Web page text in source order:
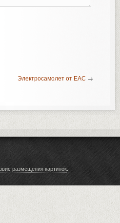
Электросамолет от ЕАС →
размещения картинок.